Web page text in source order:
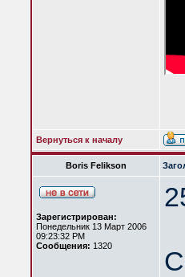
Вернуться к началу
Boris Felikson
Зарегистрирован:
Понедельник 13 Март 2006
09:23:32 PM
Сообщения: 1320